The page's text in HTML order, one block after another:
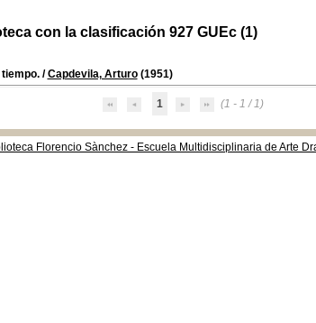
con la clasificación 927 GUEc (1)
/Capdevila, Arturo(1951)
1 (1 - 1 / 1)
Florencio Sànchez - Escuela Multidisciplinaria de Arte